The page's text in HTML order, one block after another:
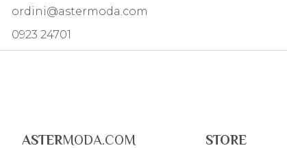
ordini@astermoda.com
0923 24701
ASTERMODA.COM STORE